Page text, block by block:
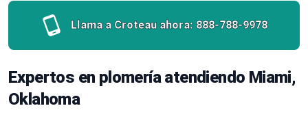
Llama a Croteau ahora: 888-788-9978
Expertos en plomería atendiendo Miami,
Oklahoma